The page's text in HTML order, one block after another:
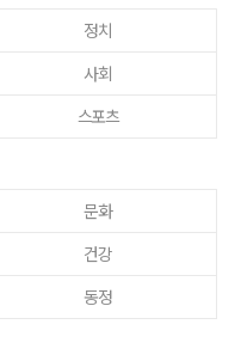
정치
사회
스포츠
문화
건강
동정